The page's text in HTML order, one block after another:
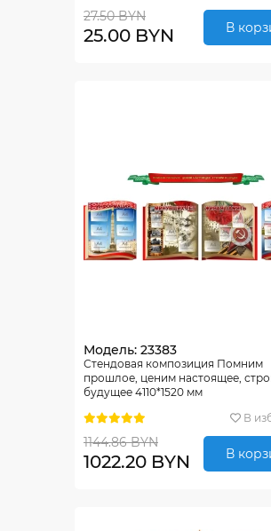
27.50 BYN
25.00 BYN В
Модель: 23383
Стендовая композиция Помним
прошлое, ценим настоящее,
будущее 4110*1520 мм
В
1144.86 BYN
1022.20 BYN В